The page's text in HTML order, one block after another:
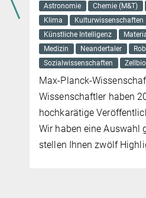
Astronomie
Chemie (M&T)
Klima
Kulturwissenschaften
Künstliche Intelligenz
Medizin
Neandertaler
Sozialwissenschaften
Max-Planck-
Wissenschaftler haben
hochkarätige
Wir haben eine Auswahl
stellen Ihnen zwölf